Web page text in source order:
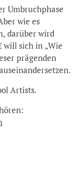
Umbruchphase
wie es
darüber wird
will sich in „Wie
prägenden
Artists.